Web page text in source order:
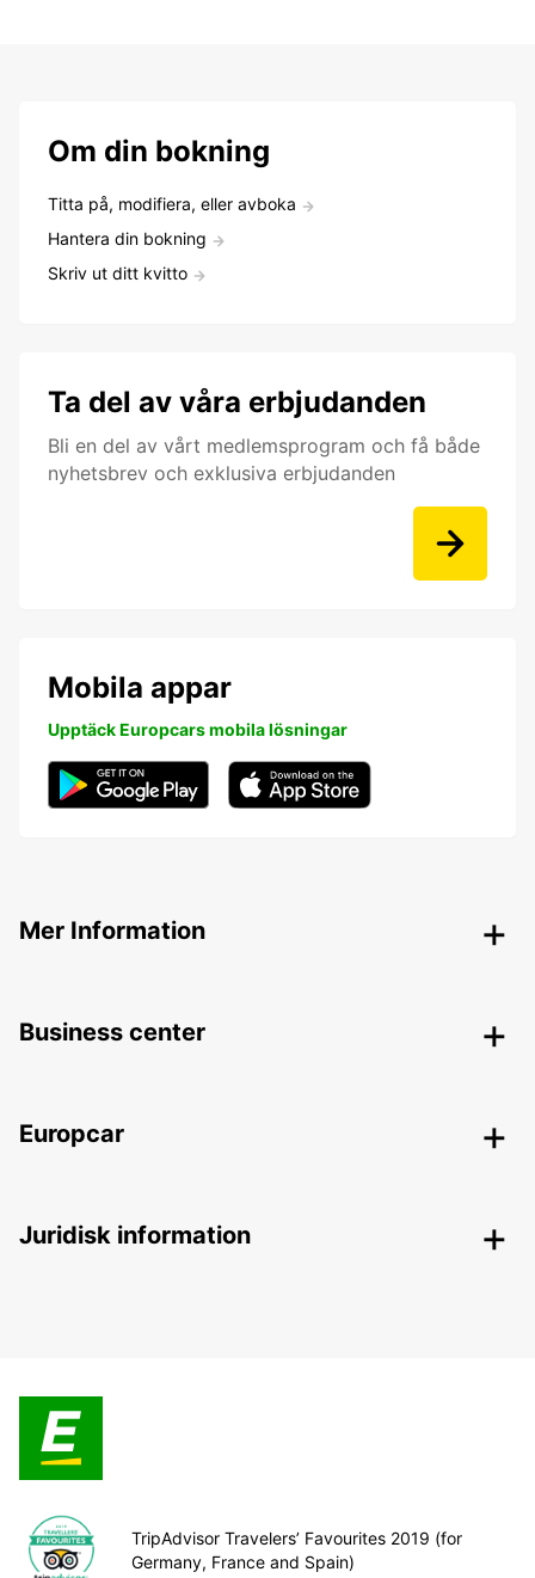
Om din bokning
Titta på, modifiera, eller avboka
Hantera din bokning
Skriv ut ditt kvitto
Ta del av våra erbjudanden
Bli en del av vårt medlemsprogram och få både
nyhetsbrev och exklusiva erbjudanden
Mobila appar
Upptäck Europcars mobila lösningar
Mer Information
Business center
Europcar
Juridisk information
TripAdvisor Travelers’ Favourites 2019 (for
Germany, France and Spain)